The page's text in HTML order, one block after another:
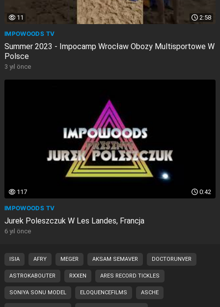
2:58
11
IMPOWOODS TV
Summer 2023 - Impocamp Wrocław Obozy Multisportowe W
Polsce
3 yıl önce
0:42
117
IMPOWOODS TV
Jurek Poleszczuk W Les Landes, Francja
6 yıl önce
ISIA AFRY MEGER AKSAM SEMAVER DOCTORUNVER
ASTROKABOUTER RXXEN ARES RECORD TICKLES
SONIYA SONU MODEL ELOQUENCEFILMS ASCHE